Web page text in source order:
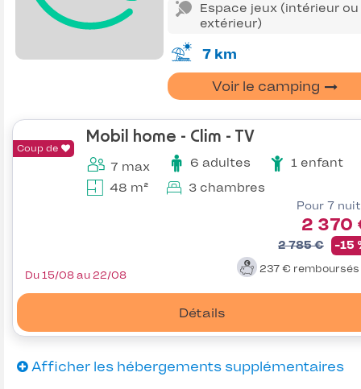
Espace jeux (intérieur ou
extérieur)
7 km
Voir le camping
Coup de
Mobil home - Clim - TV
7 max 6 adultes
1 enfant
48 m²
3 chambres
Pour 7
2 370
2 785 € -15
237 € remboursés
Détails
Du 15/08 au 22/08
Afficher les hébergements supplémentaires